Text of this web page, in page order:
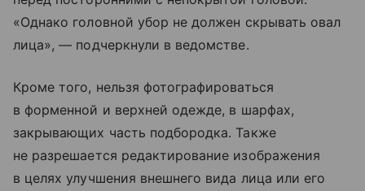
«Однако головной убор не должен скрывать овал
лица», — подчеркнули в ведомстве.
Кроме того, нельзя фотографироваться
в форменной и верхней одежде, в шарфах,
закрывающих часть подбородка. Также
не разрешается редактирование изображения
в целях улучшения внешнего вида лица или его